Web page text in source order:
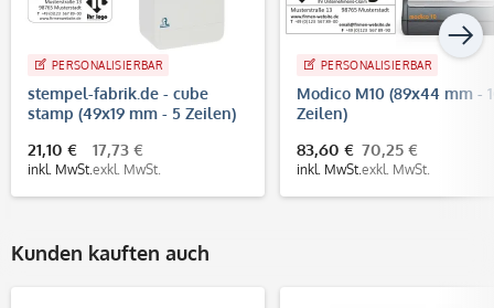
PERSONALISIERBAR
stempel-fabrik.de - cube
stamp (49x19 mm - 5 Zeilen)
21,10 €
inkl. MwSt.
17,73 €
exkl. MwSt.
PERSONALISIERBAR
Modico M10 (89x44 mm -
Zeilen)
83,60 €
inkl. MwSt.
70,25 €
exkl. MwSt.
Kunden kauften auch